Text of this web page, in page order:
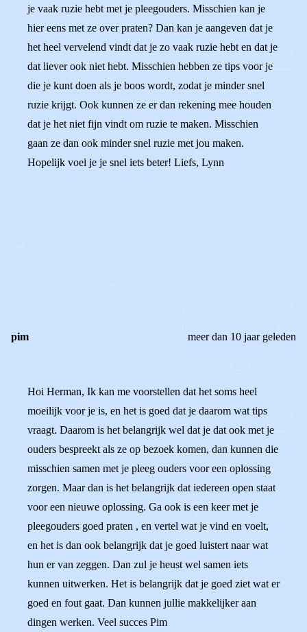
je vaak ruzie hebt met je pleegouders. Misschien kan je
hier eens met ze over praten? Dan kan je aangeven dat je
het heel vervelend vindt dat je zo vaak ruzie hebt en dat je
dat liever ook niet hebt. Misschien hebben ze tips voor je
die je kunt doen als je boos wordt, zodat je minder snel
ruzie krijgt. Ook kunnen ze er dan rekening mee houden
dat je het niet fijn vindt om ruzie te maken. Misschien
gaan ze dan ook minder snel ruzie met jou maken.
Hopelijk voel je je snel iets beter! Liefs, Lynn
pim meer dan 10 jaar geleden
Hoi Herman, Ik kan me voorstellen dat het soms heel
moeilijk voor je is, en het is goed dat je daarom wat tips
vraagt. Daarom is het belangrijk wel dat je dat ook met je
ouders bespreekt als ze op bezoek komen, dan kunnen die
misschien samen met je pleeg ouders voor een oplossing
zorgen. Maar dan is het belangrijk dat iedereen open staat
voor een nieuwe oplossing. Ga ook is een keer met je
pleegouders goed praten , en vertel wat je vind en voelt,
en het is dan ook belangrijk dat je goed luistert naar wat
hun er van zeggen. Dan zul je heust wel samen iets
kunnen uitwerken. Het is belangrijk dat je goed ziet wat er
goed en fout gaat. Dan kunnen jullie makkelijker aan
dingen werken. Veel succes Pim